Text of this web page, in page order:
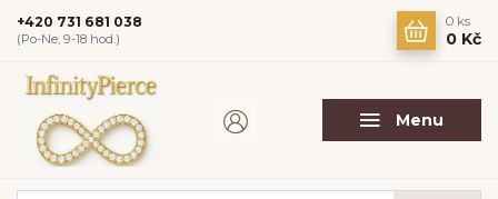
Menu
+420 731 681 038
(Po-Ne, 9-18 hod.)
0 ks
0 Kč